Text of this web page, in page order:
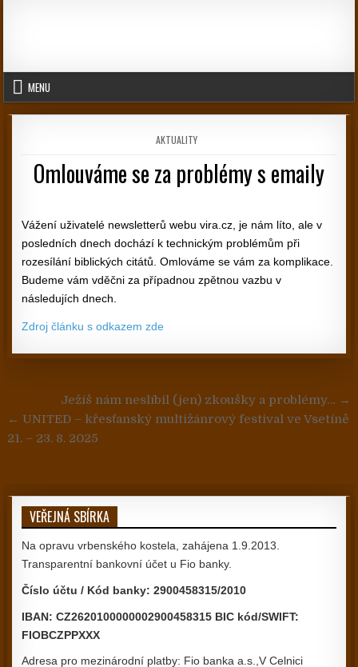
MENU
POSTED IN
AKTUALITY
Omlouváme se za problémy s emaily
Vážení uživatelé newsletterů webu vira.cz, je nám líto, ale v
posledních dnech dochází k technickým problémům při
rozesílání biblických citátů. Omlováme se vám za komplikace.
Budeme vám vděčni za případnou zpětnou vazbu v
následujích dnech.
Zdroj článku s odkazem zde
Navigace pro příspěvek
Ježíš nám neslíbil (jen) zkoušky a problémy… →
← UNITED – křesťanský multižánrový festival ve Vsetíně
21. – 23. 8. 2025
VEŘEJNÁ SBÍRKA
Na opravu vrbenského kostela, zahájena 1.9.2013.
Transparentní bankovní účet u Fio banky.
Číslo účtu / Kód banky: 2900458315/2010
IBAN: CZ2620100000002900458315 BIC kód/SWIFT:
FIOBCZPPXXX
Adresa pro mezinárodní platby: Fio banka a.s.,V Celnici